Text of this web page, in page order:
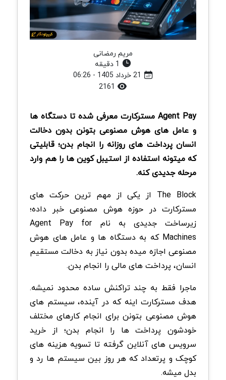
مریم رمضانی
Agent Pay مسترکارت معرفی شده تا دستگاه ها
و عامل های هوش مصنوعی بتونن بدون دخالت
انسان پرداخت های روزانه را انجام بدن؛ قابلیتی
که میتونه استفاده از استیبل کوین ها را هم وارد
مرحله جدیدی کنه.
The Block از یکی از مهم ترین حرکت های
مسترکارت در حوزه هوش مصنوعی خبر داده؛
زیرساخت جدیدی به نام Agent Pay for
Machines که به دستگاه ها و عامل های هوش
مصنوعی اجازه میده بدون نیاز به دخالت مستقیم
انسان، پرداخت های مالی را انجام بدن.
ماجرا فقط به چند تراکنش ساده محدود نمیشه.
هدف مسترکارت اینه که در آینده، سیستم های
هوش مصنوعی بتونن برای انجام کارهای مختلف
خودشون پرداخت ها را انجام بدن؛ از خرید
سرویس های آنلاین گرفته تا تسویه هزینه های
کوچک و پرتعداد که هر روز بین سیستم ها رد و
بدل میشه.